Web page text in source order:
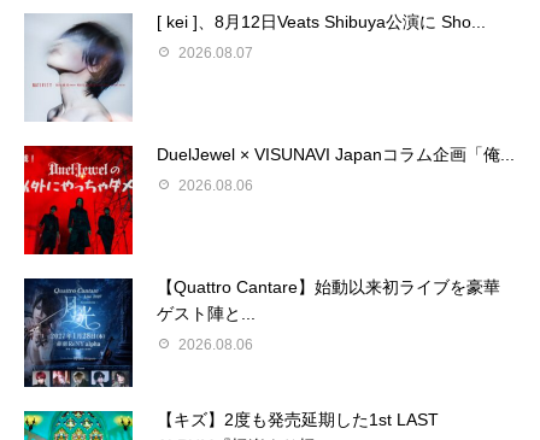
[ kei ]、8月12日Veats Shibuya公演に Sho...
2026.08.07
DuelJewel × VISUNAVI Japanコラム企画「俺...
2026.08.06
【Quattro Cantare】始動以来初ライブを豪華
ゲスト陣と...
2026.08.06
【キズ】2度も発売延期した1st LAST